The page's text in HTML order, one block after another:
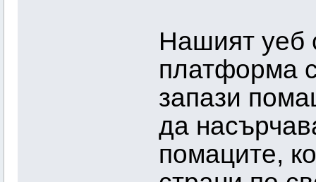
Нашият уеб
платформа
запази
да
помаците,